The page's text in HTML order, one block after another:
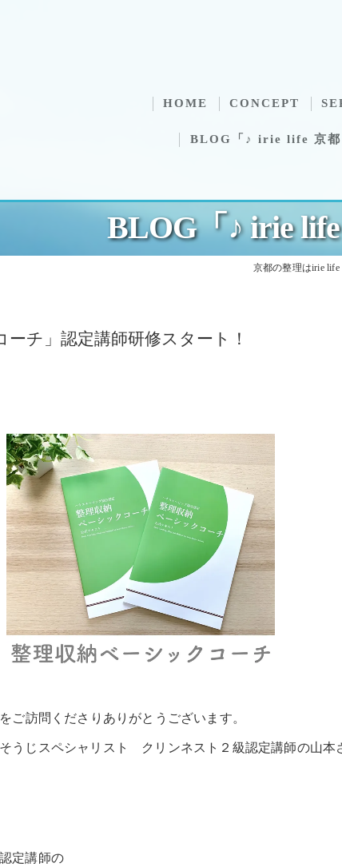
HOME CONCEPT
BLOG「♪ irie life 京都
BLOG「♪ irie life
京都の整理はirie life
ーチ」認定講師研修スタート！
ご訪問くださりありがとうございます。
じスペシャリスト クリンネスト２級認定講師の山本
定講師の